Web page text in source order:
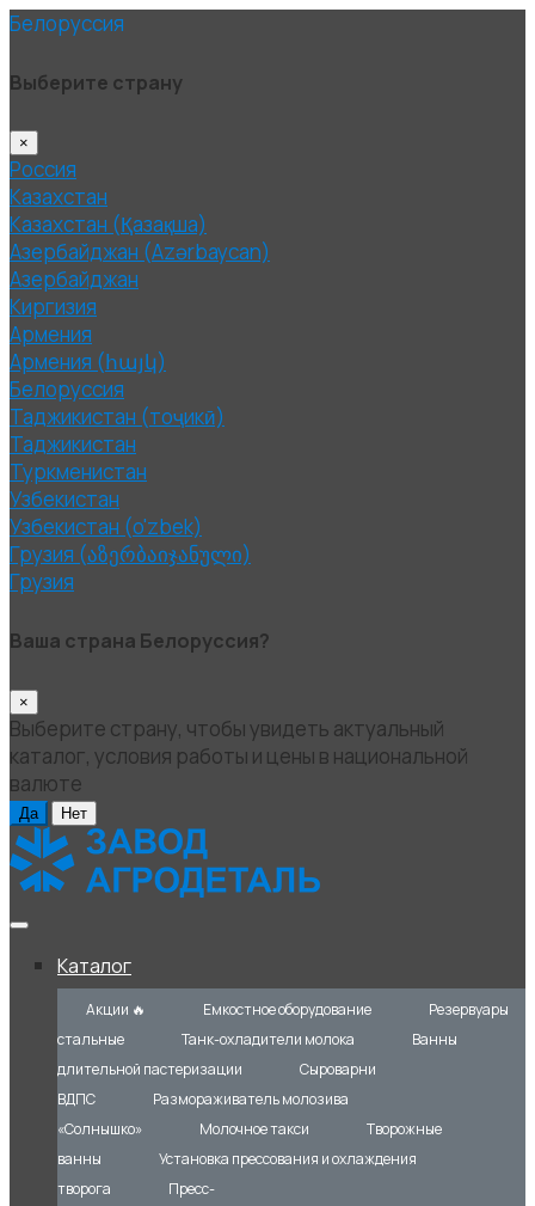
Белоруссия
Выберите страну
×
Россия
Казахстан
Казахстан (Қазақша)
Азербайджан (Azərbaycan)
Азербайджан
Киргизия
Армения
Армения (հայկ)
Белоруссия
Таджикистан (тоҷикӣ)
Таджикистан
Туркменистан
Узбекистан
Узбекистан (o'zbek)
Грузия (აზერბაიჯანული)
Грузия
Ваша страна Белоруссия?
×
Выберите страну, чтобы увидеть актуальный
каталог, условия работы и цены в национальной
валюте
Да Нет
Каталог
Акции 🔥 Емкостное оборудование
Резервуары
стальные
Танк-охладители молока
Ванны
длительной пастеризации
Сыроварни
ВДПС
Размораживатель молозива
«Солнышко»
Молочное такси
Творожные
ванны
Установка прессования и охлаждения
творога
Пресс-